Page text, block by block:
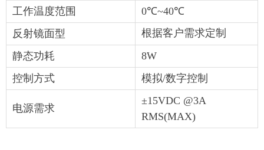
工作温度范围
0℃~40℃
反射镜面型
根据客户需求定制
静态功耗
8W
控制方式
模拟/数字控制
电源需求
±15VDC @3A
RMS(MAX)